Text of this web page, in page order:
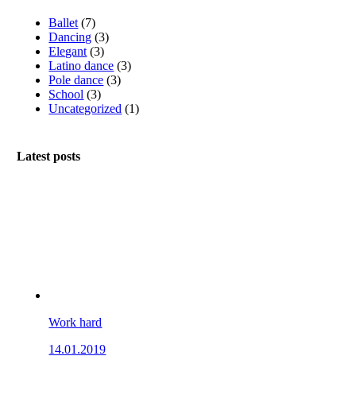
Ballet(7)
Dancing (3)
Elegant(3)
Latino dance (3)
Pole dance (3)
School (3)
Uncategorized (1)
Latest posts
Work hard
14.01.2019